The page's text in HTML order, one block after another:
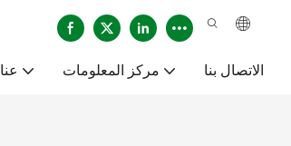
عنا مركز المعلومات الاتصال بنا